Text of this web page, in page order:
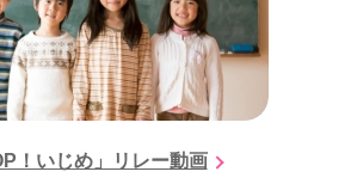
！いじめ」リレー動画